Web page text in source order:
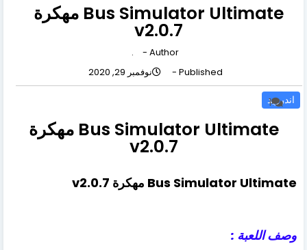
Bus Simulator Ultimate مهكرة
v2.0.7
Author -
.
Published -
نوفمبر 29, 2020
اندرويد
1
Bus Simulator Ultimate مهكرة
v2.0.7
Bus Simulator Ultimate مهكرة v2.0.7
وصف اللعبة :